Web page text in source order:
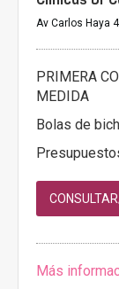
Av Carlos Haya
PRIMERA
MEDIDA
Bolas de
Más